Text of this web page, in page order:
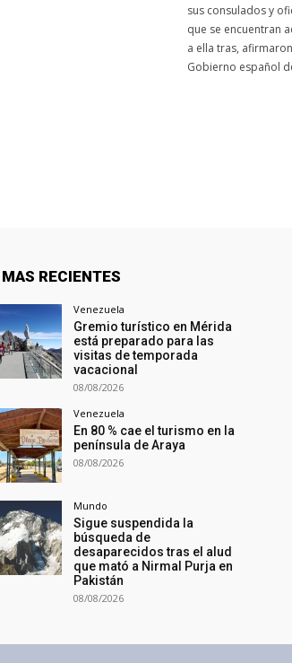
sus consulados y
que se encuentran
a ella tras,
Gobierno español
MAS RECIENTES
Venezuela
Gremio turístico en Mérida
está preparado para las
visitas de temporada
vacacional
08/08/2026
Venezuela
En 80 % cae el turismo en la
península de Araya
08/08/2026
Mundo
Sigue suspendida la
búsqueda de
desaparecidos tras el alud
que mató a Nirmal Purja en
Pakistán
08/08/2026